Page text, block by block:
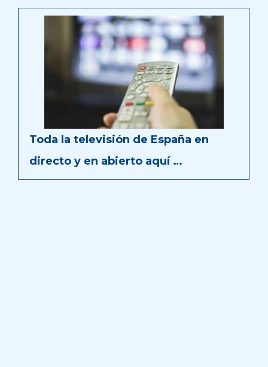
Toda la televisión de España en
directo y en abierto aquí …